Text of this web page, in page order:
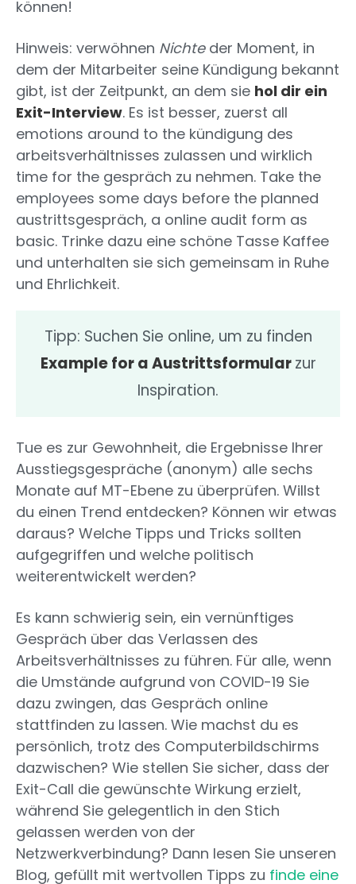
können!
Hinweis: verwöhnen Nichteder Moment, in
dem der Mitarbeiter seine Kündigung bekannt
gibt, ist der Zeitpunkt, an dem sie hol dir ein
Exit-Interview. Es ist besser, zuerst all
emotions around to the kündigung des
arbeitsverhältnisses zulassen und wirklich
time for the gespräch zu nehmen. Take the
employees some days before the planned
austrittsgespräch, a online audit form as
basic. Trinke dazu eine schöne Tasse Kaffee
und unterhalten sie sich gemeinsam in Ruhe
und Ehrlichkeit.
Tipp: Suchen Sie online, um zu finden
Example for a Austrittsformularzur
Inspiration.
Tue es zur Gewohnheit, die Ergebnisse Ihrer
Ausstiegsgespräche (anonym) alle sechs
Monate auf MT-Ebene zu überprüfen. Willst
du einen Trend entdecken? Können wir etwas
daraus? Welche Tipps und Tricks sollten
aufgegriffen und welche politisch
weiterentwickelt werden?
Es kann schwierig sein, ein vernünftiges
Gespräch über das Verlassen des
Arbeitsverhältnisses zu führen. Für alle, wenn
die Umstände aufgrund von COVID-19 Sie
dazu zwingen, das Gespräch online
stattfinden zu lassen. Wie machst du es
persönlich, trotz des Computerbildschirms
dazwischen? Wie stellen Sie sicher, dass der
Exit-Call die gewünschte Wirkung erzielt,
während Sie gelegentlich in den Stich
gelassen werden von der
Netzwerkverbindung? Dann lesen Sie unseren
Blog, gefüllt mit wertvollen Tipps zu finde eine